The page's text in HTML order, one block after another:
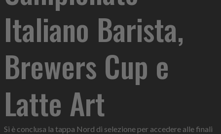
Italiano Barista,
Brewers Cup e
Latte Art
Si è conclusa la tappa Nord di selezione per accedere alle finali